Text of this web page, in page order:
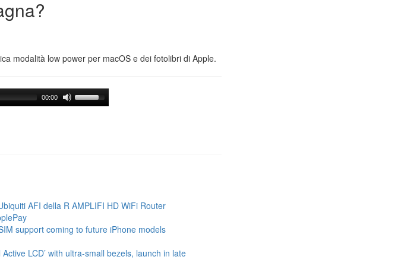
modalità low power per macOS e dei fotolibri di Apple.
00:00
AFI della R AMPLIFI HD WiFi Router
support coming to future iPhone models
LCD’ with ultra-small bezels, launch in late